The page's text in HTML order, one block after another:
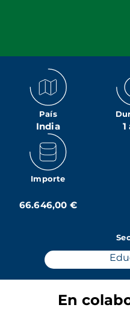
País
India 1
Importe
66.646,00 €
En